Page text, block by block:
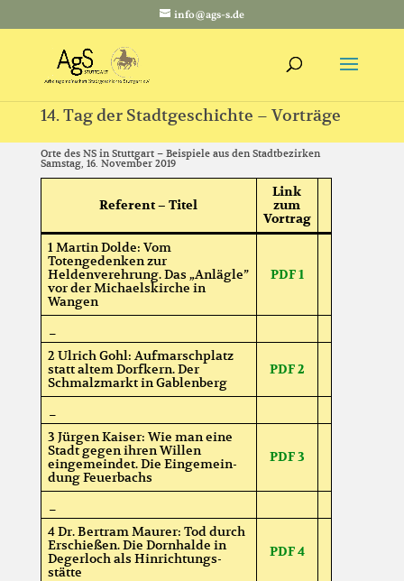
info@ags-s.de
14. Tag der Stadtgeschichte – Vorträge
Orte des NS in Stuttgart – Beispiele aus den Stadtbezirken
Samstag, 16. November 2019
Referent – Titel
Link
zum
Vortrag
1 Martin Dolde: Vom
Totengedenken zur
Heldenverehrung. Das „Anlägle”
vor der Michaelskirche in
Wangen
PDF 1
2 Ulrich Gohl: Aufmarschplatz
statt altem Dorfkern. Der
Schmalzmarkt in Gablenberg
PDF 2
3 Jürgen Kaiser: Wie man eine
Stadt gegen ihren Willen
eingemeindet. Die Eingemein-
dung Feuerbachs
PDF 3
4 Dr. Bertram Maurer: Tod durch
Erschießen. Die Dornhalde in
Degerloch als Hinrichtungs-
stätte
PDF 4